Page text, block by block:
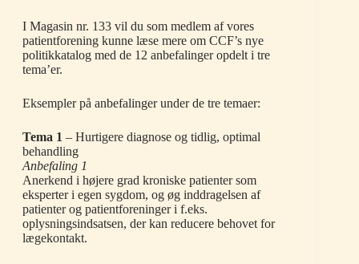
I Magasin nr. 133 vil du som medlem af vores
patientforening kunne læse mere om CCF’s nye
politikkatalog med de 12 anbefalinger opdelt i tre
tema’er.
Eksempler på anbefalinger under de tre temaer:
Tema 1 – Hurtigere diagnose og tidlig, optimal
behandling
Anbefaling 1
Anerkend i højere grad kroniske patienter som
eksperter i egen sygdom, og øg inddragelsen af
patienter og patientforeninger i f.eks.
oplysningsindsatsen, der kan reducere behovet for
lægekontakt.